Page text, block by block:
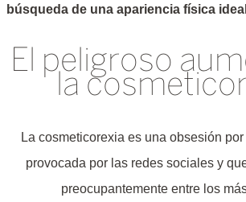
búsqueda de una apariencia física
El peligroso
la
La cosmeticorexia es una obsesión
provocada por las redes sociales y
preocupantemente entre los